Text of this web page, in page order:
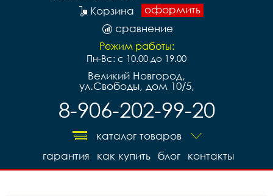
оформить
Корзина
сравнение
Режим работы:
Пн-Вс: с 10.00 до 19.00
Великий Новгород,
ул.Свободы, дом 10/5,
8-906-202-99-20
каталог товаров
контакты
блог
как купить
гарантия